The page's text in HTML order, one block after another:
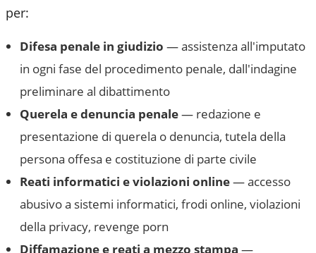
per:
Difesa penale in giudizio — assistenza all'imputato
in ogni fase del procedimento penale, dall'indagine
preliminare al dibattimento
Querela e denuncia penale— redazione e
presentazione di querela o denuncia, tutela della
persona offesa e costituzione di parte civile
Reati informatici e violazioni online— accesso
abusivo a sistemi informatici, frodi online, violazioni
della privacy, revenge porn
Diffamazione e reati a mezzo stampa —